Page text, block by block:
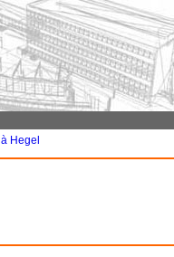
Hegel